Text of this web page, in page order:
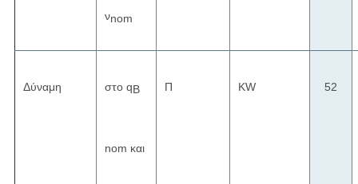
νnom
Δύναμη στο qΒ
nom και
Π KW 52